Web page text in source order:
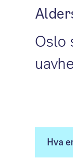
Oslo
Hva